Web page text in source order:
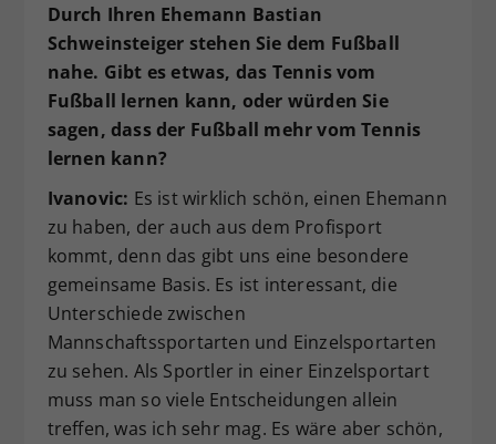
Durch Ihren Ehemann Bastian
Schweinsteiger stehen Sie dem Fußball
nahe. Gibt es etwas, das Tennis vom
Fußball lernen kann, oder würden Sie
sagen, dass der Fußball mehr vom Tennis
lernen kann?
Ivanovic: Es ist wirklich schön, einen Ehemann
zu haben, der auch aus dem Profisport
kommt, denn das gibt uns eine besondere
gemeinsame Basis. Es ist interessant, die
Unterschiede zwischen
Mannschaftssportarten und Einzelsportarten
zu sehen. Als Sportler in einer Einzelsportart
muss man so viele Entscheidungen allein
treffen, was ich sehr mag. Es wäre aber schön,